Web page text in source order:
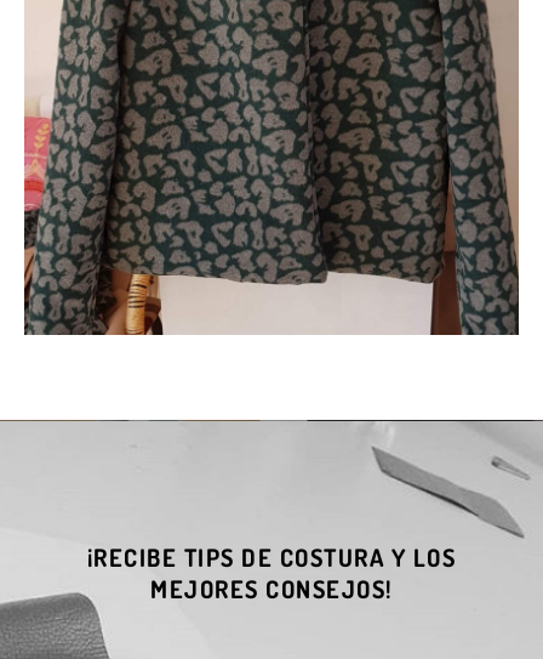
¡RECIBE TIPS DE COSTURA Y LOS
MEJORES CONSEJOS!